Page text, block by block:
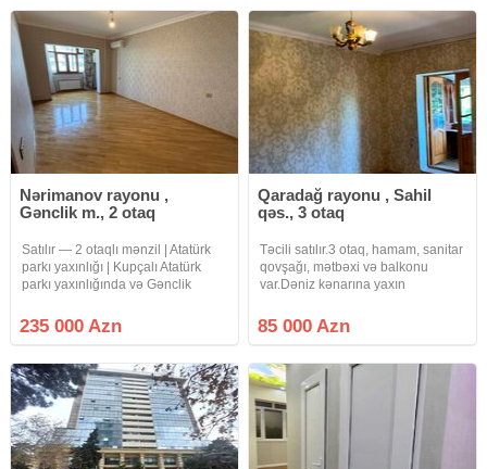
goturulecek.Qaz su iwiq
Nərimanov rayonu ,
Gənclik m., 2 otaq
Satılır — 2 otaqlı mənzil | Atatürk
parkı yaxınlığı | Kupçalı Atatürk
parkı yaxınlığında və Gənclik
məsafədə yerləşən, Leninqrad
layihəli 2 otaqlı mənzil satışa
235 000 Azn
Qaradağ rayonu , Sahil
qəs., 3 otaq
Təcili satılır.3 otaq, hamam, sanitar
qovşağı, mətbəxi və balkonu
var.Dəniz kənarına yaxın
artıq əşyaları yığmaq üçün tikili
ərazisi var.Avtobus dayanacağı
85 000 Azn